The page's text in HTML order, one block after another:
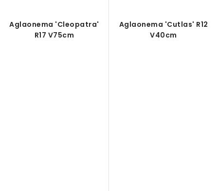
Aglaonema 'Cleopatra'
R17 V75cm
Aglaonema 'Cutlas' R12
V40cm